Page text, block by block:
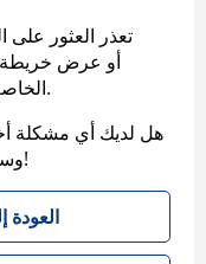
تعذر العثور
الخاصة بنا لمساعدتك في العثور على ما تريد.
هل لديك أي مشكلة
وسنعاود التواصل معك. شكرًا على صبرك!
العودة